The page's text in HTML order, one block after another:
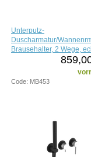
Unterputz-
Duscharmatur/
Brausehalter, 2 Wege,
Code: MB453